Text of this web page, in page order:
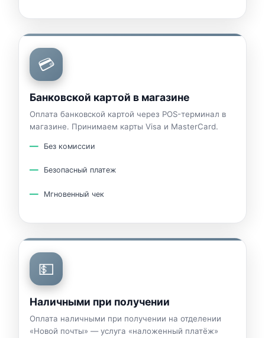
💳
Банковской картой в магазине
Оплата банковской картой через POS-терминал в
магазине. Принимаем карты Visa и MasterCard.
Без комиссии
Безопасный платеж
Мгновенный чек
💵
Наличными при получении
Оплата наличными при получении на отделении
«Новой почты» — услуга «наложенный платёж»